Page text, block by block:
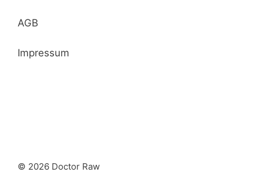
AGB
Impressum
© 2026 Doctor Raw